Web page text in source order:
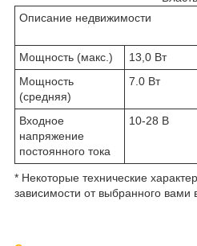
Описание недвижимости
Мощность (макс.)
13,0 Вт
Мощность
(средняя)
7.0 Вт
Входное
напряжение
постоянного тока
10-28 В
* Некоторые технические
зависимости от выбранного вами